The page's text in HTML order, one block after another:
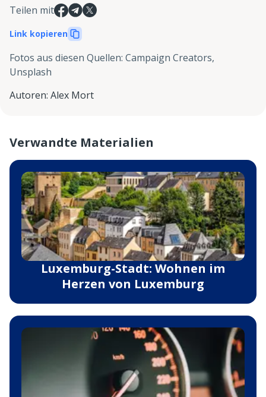
Teilen mit
Link kopieren
Fotos aus diesen Quellen: Campaign Creators,
Unsplash
Autoren: Alex Mort
Verwandte Materialien
Luxemburg-Stadt: Wohnen im
Herzen von Luxemburg